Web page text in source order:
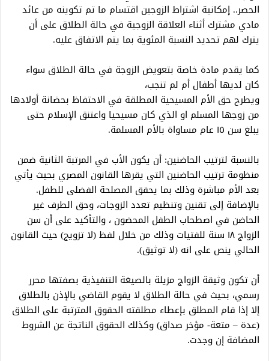
الحصر.. إمكانية اشتراط الزوجين اقتسام ما تم تكوينه من عائد
مادي مشترك أثناء العلاقة الزوجية في حالة الطلاق على أن
يترك لهم تحديد النسبة المئوية بما يتم الاتفاق عليه.
كما يقدم مادة خاصة بتعويض الزوجة في حالة الطلاق سواء
كان لديها أطفال أم لم تنجب،
ويطرح حق الأم المسيحية المطلقة في الاحتفاظ بحضانة أولادها
من زوجها المسلم او الذي كان مسيحيا واعتنق الإسلام حتى
يبلغ سن ١٥ عام مساواة بالأم المسلمة.
بالنسبة لترتيب الحاضنين: أن يكون الأب في المرتبة الثانية ضمن
منظومة ترتيب الحاضنين التي يقرها القانون المصري بحيث يأتي
بعد الأم مباشرة وذلك بما يحقق المصلحة الفضلى للطفل.
بالإضافة إلى تقنين وتنظيم تعدد الزوجات، وحق الطرف غير
الحاضن في اصطحاب الطفل المحضون ، والتأكيد على أن سن
الزواج ١٨ سنة للفتيات وذلك من خلال لفظ (لا تزويج) حيث القانون
الحالي ينص على انه (لا توثيق).
أن تكون وثيقة الزواج مزيلة بالصيغة التنفيذية بصفتها محرر
رسمي، بحيث في حالة الطلاق لا يقوم القاضي بالإذن بالطلاق
إلا إذا قام المطلق بإعطاء مطلقته الحقوق المترتبة على الطلاق
(عدة – متعة- مؤخر صداق) وكذلك الحقوق الناتجة عن الشروط
المضافة إن وجدت.